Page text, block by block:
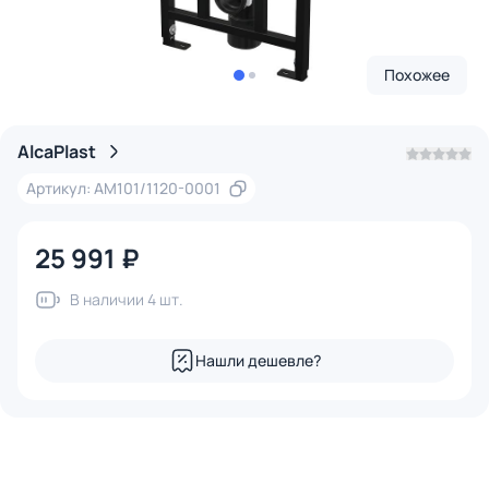
Похожее
AlcaPlast
Артикул: AM101/1120-0001
25 991 ₽
В наличии 4 шт.
Нашли дешевле?